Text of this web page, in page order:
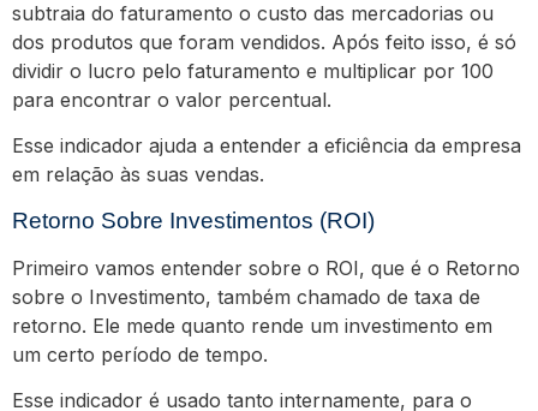
subtraia do faturamento o custo das mercadorias ou
dos produtos que foram vendidos. Após feito isso, é só
dividir o lucro pelo faturamento e multiplicar por 100
para encontrar o valor percentual.
Esse indicador ajuda a entender a eficiência da empresa
em relação às suas vendas.
Retorno Sobre Investimentos (ROI)
Primeiro vamos entender sobre o ROI, que é o Retorno
sobre o Investimento, também chamado de taxa de
retorno. Ele mede quanto rende um investimento em
um certo período de tempo.
Esse indicador é usado tanto internamente, para o